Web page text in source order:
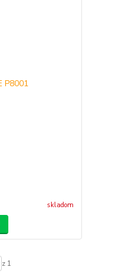
skladom
z 1